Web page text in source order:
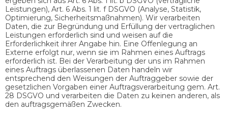
Leistungen), Art. 6 Abs. 1 lit. f DSGVO (Analyse, Statistik,
Optimierung, Sicherheitsmaßnahmen). Wir verarbeiten
Daten, die zur Begründung und Erfüllung der vertraglichen
Leistungen erforderlich sind und weisen auf die
Erforderlichkeit ihrer Angabe hin. Eine Offenlegung an
Externe erfolgt nur, wenn sie im Rahmen eines Auftrags
erforderlich ist. Bei der Verarbeitung der uns im Rahmen
eines Auftrags überlassenen Daten handeln wir
entsprechend den Weisungen der Auftraggeber sowie der
gesetzlichen Vorgaben einer Auftragsverarbeitung gem. Art.
28 DSGVO und verarbeiten die Daten zu keinen anderen, als
den auftragsgemäßen Zwecken.